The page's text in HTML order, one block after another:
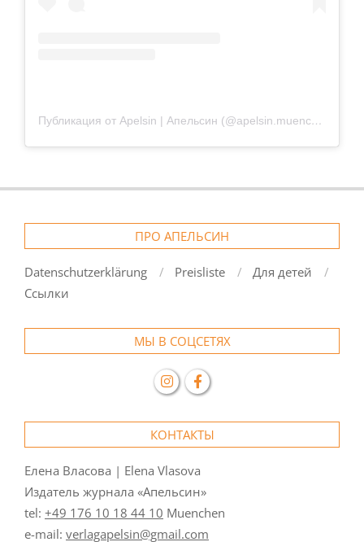
Публикация от Apelsin | Апельсин (@apelsin.muenchen)
ПРО АПЕЛЬСИН
Datenschutzerklärung Preisliste
Для детей
Ссылки
МЫ В СОЦСЕТЯХ
КОНТАКТЫ
Елена Власова | Elena Vlasova
Издатель журнала «Апельсин»
tel: +49 176 10 18 44 10 Muenchen
e-mail: verlagapelsin@gmail.com